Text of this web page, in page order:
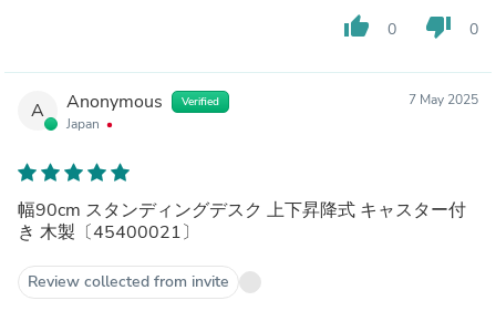
thumb_up 0 thumb_down 0
A Anonymous Verified
Japan
7 May 2025
幅90cm スタンディングデスク 上下昇降式 キャスター付
き 木製〔45400021〕
Review collected from invite